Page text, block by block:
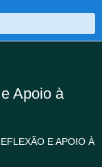
Apoio à
E APOIO À